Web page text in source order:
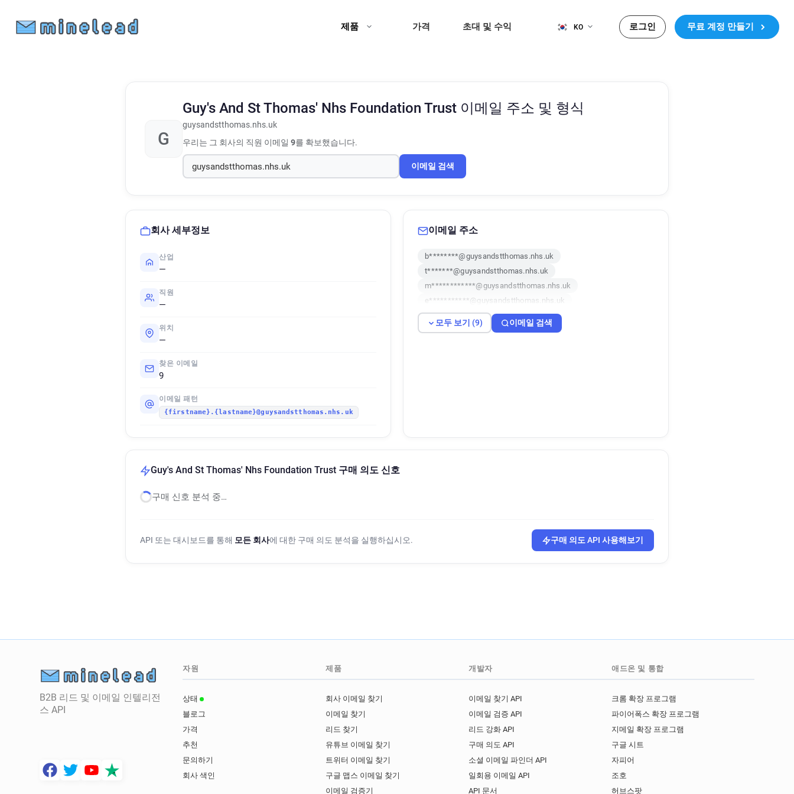
제품 가격 초대 및 수익 KO 로그인 무료 계정 만들기
G
Guy's And St Thomas' Nhs Foundation Trust 이메일 주소 및 형식
guysandstthomas.nhs.uk
우리는 그 회사의 직원 이메일 9를 확보했습니다.
이메일 검색
회사 세부정보
산업
—
직원
—
위치
—
찾은 이메일
9
이메일 패턴
{firstname}.{lastname}@guysandstthomas.nhs.uk
이메일 주소
b********@guysandstthomas.nhs.uk
t*******@guysandstthomas.nhs.uk
m************@guysandstthomas.nhs.uk
e***********@guysandstthomas.nhs.uk
n************@guysandstthomas.nhs.uk
k*****@guysandstthomas.nhs.uk
모두 보기 (9) 이메일 검색
Guy's And St Thomas' Nhs Foundation Trust 구매 의도 신호
구매 신호 분석 중…
API 또는 대시보드를 통해 모든 회사에 대한 구매 의도 분석을 실행하십시오. 구매 의도 API 사용해보기
B2B 리드 및 이메일 인텔리전
스 API
자원
상태
블로그
가격
추천
문의하기
회사 색인
제품
회사 이메일 찾기
이메일 찾기
리드 찾기
유튜브 이메일 찾기
트위터 이메일 찾기
구글 맵스 이메일 찾기
이메일 검증기
개발자
이메일 찾기 API
이메일 검증 API
리드 강화 API
구매 의도 API
소셜 이메일 파인더 API
일회용 이메일 API
API 문서
애드온 및 통합
크롬 확장 프로그램
파이어폭스 확장 프로그램
지메일 확장 프로그램
구글 시트
자피어
조호
허브스팟